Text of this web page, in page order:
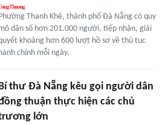
Thanh Khê, thành phố Đà Nẵng có quy
dân số hơn 201.000 người, tiếp nhận, giải
khoảng hơn 600 lượt hồ sơ về thủ tục
hành chính mỗi ngày.
Bí thư Đà Nẵng kêu gọi người dân
thuận thực hiện các chủ
lớn